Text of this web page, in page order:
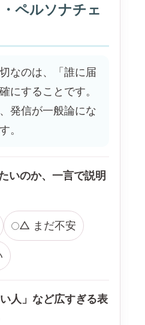
ペルソナチェ
なのは、「誰に届
にすることです。
発信が一般論にな
。
いのか、一言で説明
△ まだ不安
人」など広すぎる表